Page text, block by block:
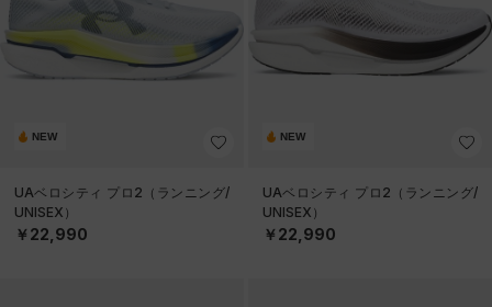
NEW
UAベロシティ プロ2（ランニング/
UNISEX）
￥22,990
NEW
UAベロシティ プロ2（ランニング/
UNISEX）
￥22,990